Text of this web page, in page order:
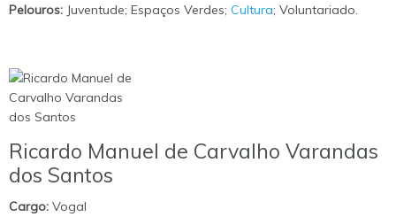
Pelouros: Juventude; Espaços Verdes; Cultura; Voluntariado.
Ricardo Manuel de Carvalho Varandas
dos Santos
Cargo: Vogal